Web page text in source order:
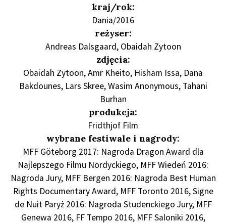
kraj/rok:
Dania/2016
reżyser:
Andreas Dalsgaard, Obaidah Zytoon
zdjęcia:
Obaidah Zytoon, Amr Kheito, Hisham Issa, Dana
Bakdounes, Lars Skree, Wasim Anonymous, Tahani
Burhan
produkcja:
Fridthjof Film
wybrane festiwale i nagrody:
MFF Göteborg 2017: Nagroda Dragon Award dla
Najlepszego Filmu Nordyckiego, MFF Wiedeń 2016:
Nagroda Jury, MFF Bergen 2016: Nagroda Best Human
Rights Documentary Award, MFF Toronto 2016, Signe
de Nuit Paryż 2016: Nagroda Studenckiego Jury, MFF
Genewa 2016, FF Tempo 2016, MFF Saloniki 2016,